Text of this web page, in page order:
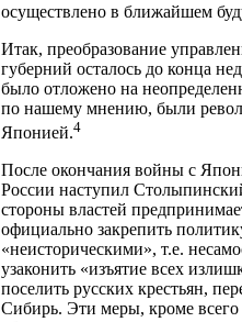
осуществлено в ближайшем
Итак, преобразование
губерний осталось до конца
было отложено на
по нашему мнению, были
Японией.4
После окончания войны с
России наступил
стороны властей
официально закрепить
«неисторическими», т.е.
узаконить «изъятие всех
поселить русских крестьян,
Сибирь. Эти меры, кроме